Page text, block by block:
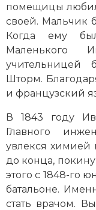
Новая история
Новейшая
Нумизматика
Образование
Общественные
Политическая
Революции и
Религия и
помещицы
своей. Мальчик
Когда ему
Маленького
учительницей
Шторм.
и французский
В 1843 году
Главного
увлекся химией
до конца,
этого с 1848-го
батальоне.
стать врачом.